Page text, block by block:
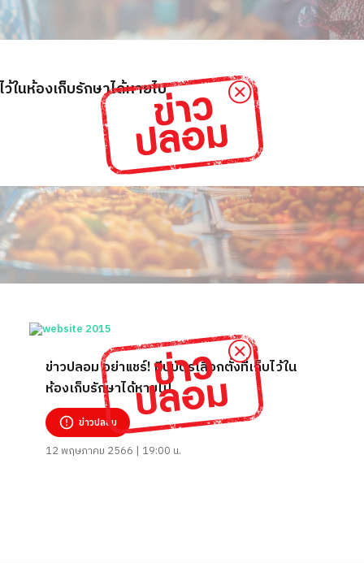
ในห้องเก็บรักษาได้หายไป
ข่าวปลอม อย่าแชร์! หีบบัตรเลือกตั้งที่เก็บไว้ใน
ห้องเก็บรักษาได้หายไป
ข่าวปลอม
12 พฤษภาคม 2566 | 19:00 น.